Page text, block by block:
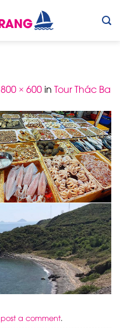
800 × 600 in Tour Thác Ba
post a comment.